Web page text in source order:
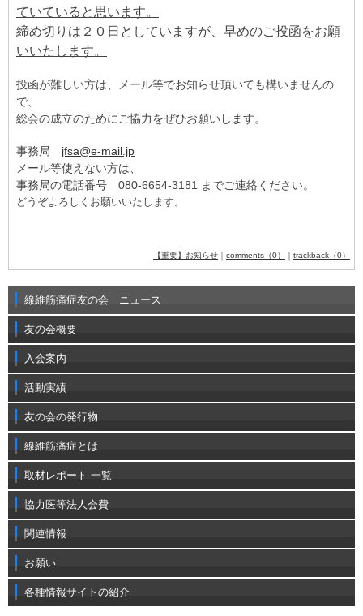
ていていると思います。
締め切りは２０日としていますが、早めのご投函をお願
いいたします。
投函が難しい方は、メール等でお知らせ頂いても構いませんの
で、
総会の成立のためにご協力をぜひお願いします。
事務局 jfsa@e-mail.jp
​メール等使えない方は、
事務局の電話番号 080-6654-3181 までご連絡ください。
どうぞよろしくお願いいたします。
【重要】お知らせ ｜ comments（0） ｜ trackback（0）
線維筋痛症友の会 ニュース
友の会概要
入会案内
活動実績
友の会の発行物
線維筋痛症とは
取材レポート 一覧
協力医等法人会費
関連情報
お願い
各種情報サイトの紹介